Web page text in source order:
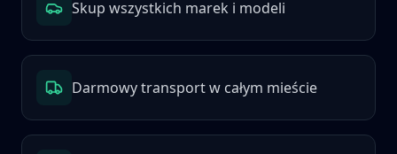
Skup wszystkich marek i modeli
Darmowy transport w całym mieście